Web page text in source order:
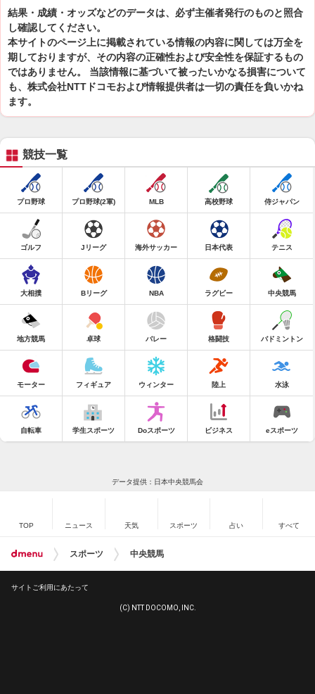
結果・成績・オッズなどのデータは、必ず主催者発行のものと照合
し確認してください。
本サイトのページ上に掲載されている情報の内容に関しては万全を
期しておりますが、その内容の正確性および安全性を保証するもの
ではありません。 当該情報に基づいて被ったいかなる損害について
も、株式会社NTTドコモおよび情報提供者は一切の責任を負いかね
ます。
競技一覧
プロ野球 プロ野球(2軍) MLB 高校野球 侍ジャパン
ゴルフ Jリーグ 海外サッカー 日本代表 テニス
大相撲 Bリーグ NBA ラグビー 中央競馬
地方競馬 卓球 バレー 格闘技 バドミントン
モーター フィギュア ウィンター 陸上 水泳
自転車 学生スポーツ Doスポーツ ビジネス eスポーツ
データ提供：日本中央競馬会
TOP ニュース 天気 スポーツ 占い すべて
スポーツ 中央競馬
サイトご利用にあたって
(C) NTT DOCOMO, INC.